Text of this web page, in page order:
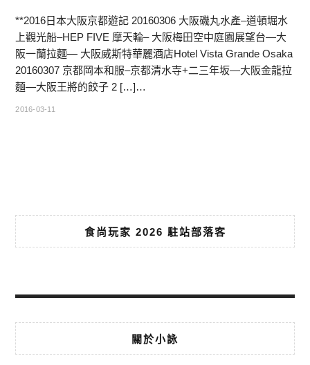
**2016日本大阪京都遊記 20160306 大阪磯丸水產–道頓堀水
上觀光船–HEP FIVE 摩天輪– 大阪梅田空中庭園展望台—大
阪一蘭拉麵— 大阪威斯特華麗酒店Hotel Vista Grande Osaka
20160307 京都岡本和服–京都清水寺+二三年坂—大阪金龍拉
麵—大阪王將的餃子 2 […]…
2016-03-11
食尚玩家 2026 駐站部落客
關於小詠